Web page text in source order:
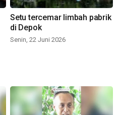
Setu tercemar limbah pabrik
di Depok
Senin, 22 Juni 2026